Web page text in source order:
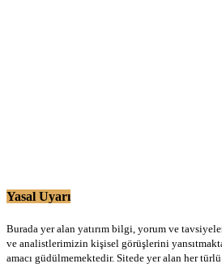
Yasal Uyarı
Burada yer alan yatırım bilgi, yorum ve
ve analistlerimizin kişisel görüşlerini
amacı güdülmemektedir. Sitede yer alan her